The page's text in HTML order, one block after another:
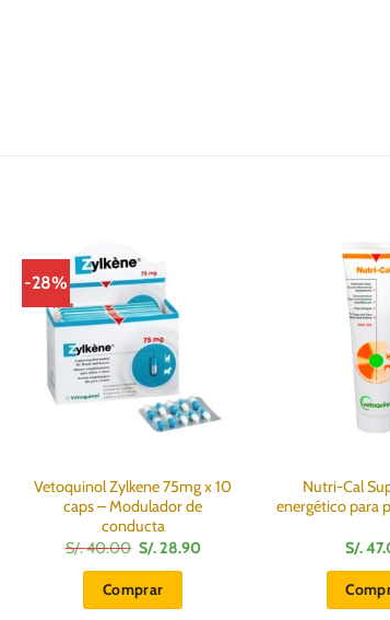
-28%
Vetoquinol Zylkene 75mg x 10
caps – Modulador de
conducta
S/.40.00 El
precio
original
era:
S/.
S/.28.90El
Comprar
Nutri-Cal
energético para
S/.